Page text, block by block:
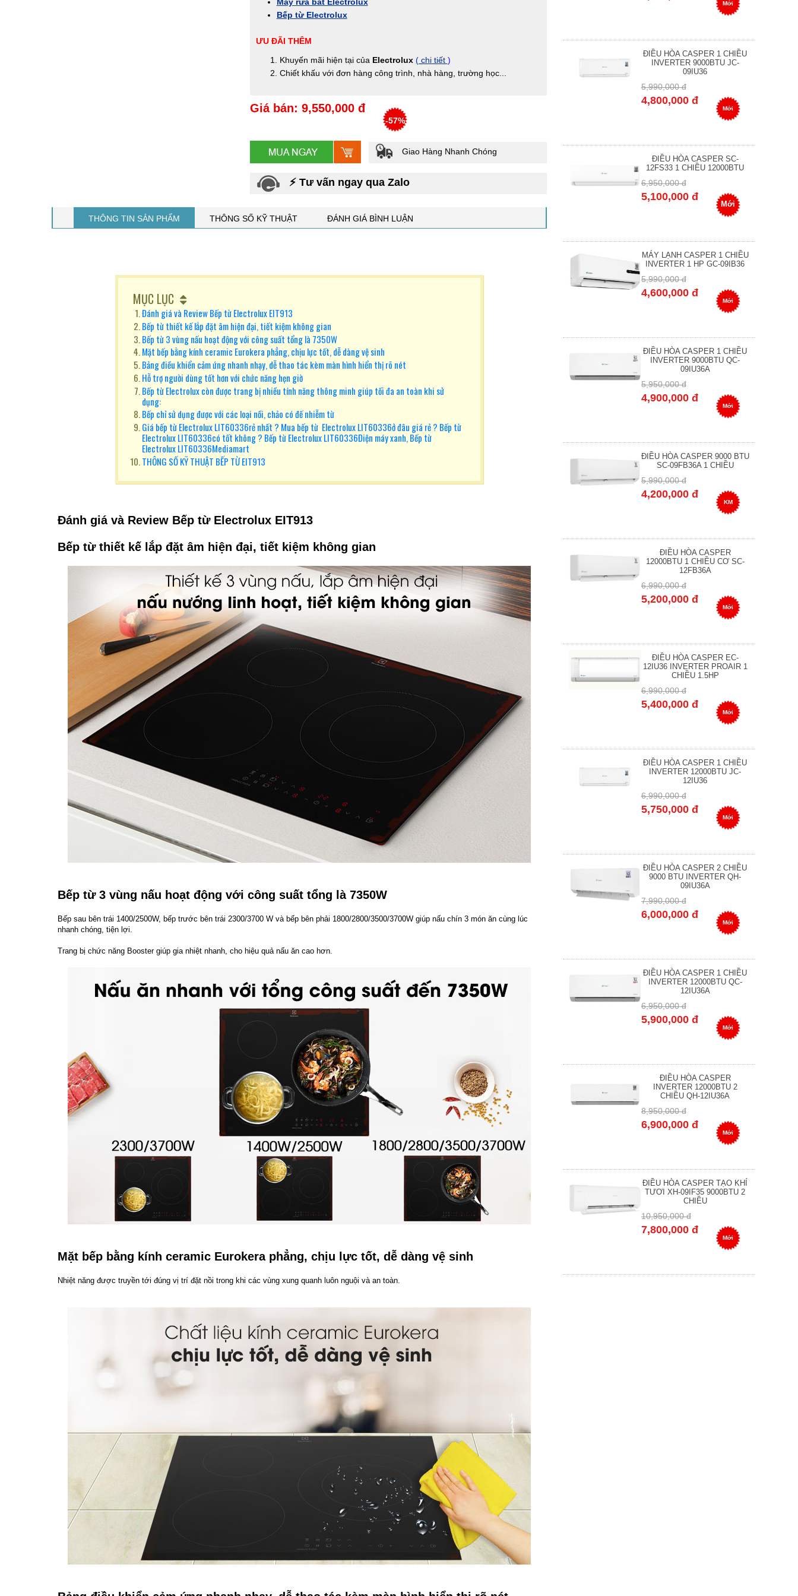
Bếp từ Electrolux
ƯU ĐÃI THÊM
Khuyến mãi hiện tại của Electrolux ( chi tiết )
Chiết khấu với đơn hàng công trình, nhà hàng, trường học...
Giá bán: 9,550,000 đ
-57%
Giao Hàng Nhanh Chóng
⚡ Tư vấn ngay qua Zalo
THÔNG TIN SẢN PHẨM THÔNG SỐ KỸ THUẬT ĐÁNH GIÁ BÌNH LUẬN
MỤC LỤC
Đánh giá và Review Bếp từ Electrolux EIT913
Bếp từ thiết kế lắp đặt âm hiện đại, tiết kiệm không gian
Bếp từ 3 vùng nấu hoạt động với công suất tổng là 7350W
Mặt bếp bằng kính ceramic Eurokera phẳng, chịu lực tốt, dễ dàng vệ sinh
Bảng điều khiển cảm ứng nhanh nhạy, dễ thao tác kèm màn hình hiển thị rõ nét
Hỗ trợ người dùng tốt hơn với chức năng hẹn giờ
Bếp từ Electrolux còn được trang bị nhiều tính năng thông minh giúp tối đa an toàn khi sử
dụng:
Bếp chỉ sử dụng được với các loại nồi, chảo có đế nhiễm từ
Giá bếp từ Electrolux LIT60336rẻ nhất ? Mua bếp từ Electrolux LIT60336ở đâu giá rẻ ? Bếp từ
Electrolux LIT60336có tốt không ? Bếp từ Electrolux LIT60336Điện máy xanh, Bếp từ
Electrolux LIT60336Mediamart
THÔNG SỐ KỸ THUẬT BẾP TỪ EIT913
Đánh giá và Review Bếp từ Electrolux EIT913
Bếp từ thiết kế lắp đặt âm hiện đại, tiết kiệm không gian
Bếp từ 3 vùng nấu hoạt động với công suất tổng là 7350W
Bếp sau bên trái 1400/2500W, bếp trước bên trái 2300/3700 W và bếp bên phải 1800/2800/3500/3700W giúp nấu chín 3 món ăn cùng lúc
nhanh chóng, tiện lợi.
Trang bị chức năng Booster giúp gia nhiệt nhanh, cho hiệu quả nấu ăn cao hơn.
Mặt bếp bằng kính ceramic Eurokera phẳng, chịu lực tốt, dễ dàng vệ sinh
Nhiệt năng được truyền tới đúng vị trí đặt nồi trong khi các vùng xung quanh luôn nguội và an toàn.
Mới
ĐIỀU HÒA CASPER 1 CHIỀU
INVERTER 9000BTU JC-
09IU36
5,990,000 đ
4,800,000 đ
Mới
ĐIỀU HÒA CASPER SC-
12FS33 1 CHIỀU 12000BTU
6,950,000 đ
5,100,000 đ
Mới
MÁY LẠNH CASPER 1 CHIỀU
INVERTER 1 HP GC-09IB36
5,990,000 đ
4,600,000 đ
Mới
ĐIỀU HÒA CASPER 1 CHIỀU
INVERTER 9000BTU QC-
09IU36A
5,950,000 đ
4,900,000 đ
Mới
ĐIỀU HÒA CASPER 9000 BTU
SC-09FB36A 1 CHIỀU
5,990,000 đ
4,200,000 đ
KM
ĐIỀU HÒA CASPER
12000BTU 1 CHIỀU CƠ SC-
12FB36A
6,990,000 đ
5,200,000 đ
Mới
ĐIỀU HÒA CASPER EC-
12IU36 INVERTER PROAIR 1
CHIỀU 1.5HP
6,990,000 đ
5,400,000 đ
Mới
ĐIỀU HÒA CASPER 1 CHIỀU
INVERTER 12000BTU JC-
12IU36
6,990,000 đ
5,750,000 đ
Mới
ĐIỀU HÒA CASPER 2 CHIỀU
9000 BTU INVERTER QH-
09IU36A
7,990,000 đ
6,000,000 đ
Mới
ĐIỀU HÒA CASPER 1 CHIỀU
INVERTER 12000BTU QC-
12IU36A
6,950,000 đ
5,900,000 đ
Mới
ĐIỀU HÒA CASPER
INVERTER 12000BTU 2
CHIỀU QH-12IU36A
8,950,000 đ
6,900,000 đ
Mới
ĐIỀU HÒA CASPER TẠO KHÍ
TƯƠI XH-09IF35 9000BTU 2
CHIỀU
10,950,000 đ
7,800,000 đ
Mới